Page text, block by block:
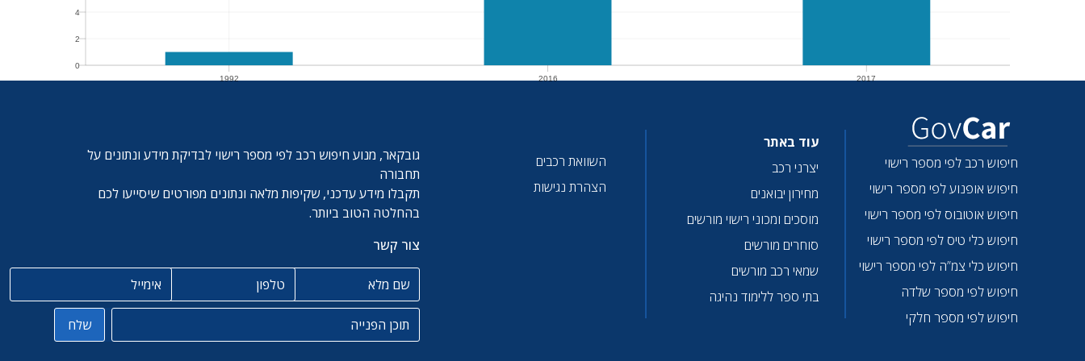
1992 2016 2017
0
2
4
חיפוש רכב לפי מספר רישוי
חיפוש אופנוע לפי מספר רישוי
חיפוש אוטובוס לפי מספר רישוי
חיפוש כלי טיס לפי מספר רישוי
חיפוש כלי צמ”ה לפי מספר רישוי
חיפוש לפי מספר שלדה
חיפוש לפי מספר חלקי
עוד באתר
יצרני רכב
מחירון יבואנים
מוסכים ומכוני רישוי מורשים
סוחרים מורשים
שמאי רכב מורשים
בתי ספר ללימוד נהיגה
השוואת רכבים
הצהרת נגישות
גובקאר, מנוע חיפוש רכב לפי מספר רישוי לבדיקת מידע ונתונים על
תחבורה
תקבלו מידע עדכני, שקיפות מלאה ונתונים מפורטים שיסייעו לכם
בהחלטה הטוב ביותר.
צור קשר
טלפון
שלח